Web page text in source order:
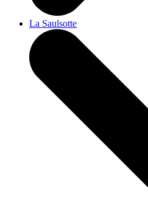
La Saulsotte